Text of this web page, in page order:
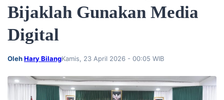
Bijaklah Gunakan Media
Digital
OlehHary BilangKamis, 23 April 2026 - 00:05 WIB